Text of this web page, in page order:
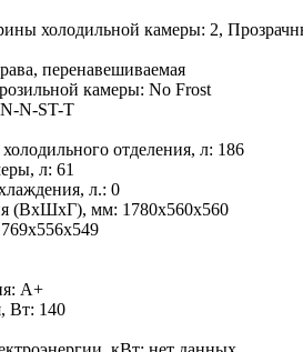
холодильной камеры: 2,
перенавешиваемая
камеры: No Frost
N-ST-T
отделения, л: 186
л: 61
л.: 0
(ВхШхГ), мм: 1780х560х560
A+
Вт: 140